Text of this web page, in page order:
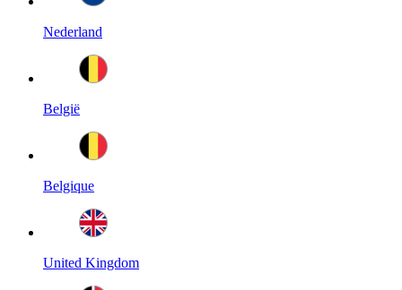
Nederland
België
Belgique
United Kingdom